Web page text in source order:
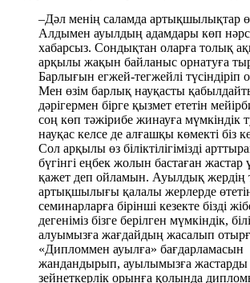
–Дәл менің саламда артықшылықтар
Алдымен ауылдың адамдары көп
хабарсыз. Сондықтан оларға толық
арқылы жақын байланыс орнатуға
Барлығын егжей-тегжейлі түсіндіріп
Мен өзім барлық науқасты
дәрігермен бірге қызмет ететін
соң көп тәжірибе жинауға мүмкіндік
науқас келсе де алғашқы көмекті біз
Сол арқылы өз біліктілігімізді
бүгінгі еңбек жолын бастаған жастар
қажет деп ойламын. Ауылдық жердің
артықшылығы қалалы жерлерде
семинарларға бірінші кезекте бізді
дегеніміз бізге берілген мүмкіндік,
алуымызға жағдайдың жасалып
«Дипломмен ауылға» бағдарламасын
жандандырып, ауылымызға жастарды
зейнеткерлік орынға қолында